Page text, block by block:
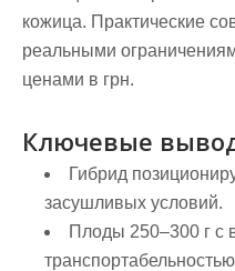
кожица. Практические
реальными
ценами в грн.
Ключевые
Гибрид
засушливых условий.
Плоды 250–300 г с